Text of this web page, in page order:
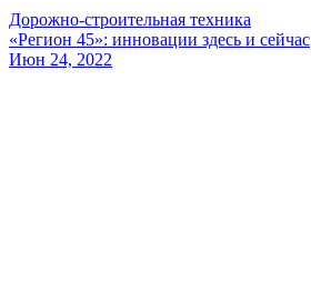
Дорожно-строительная техника
«Регион 45»: инновации здесь и сейчас
Июн 24, 2022